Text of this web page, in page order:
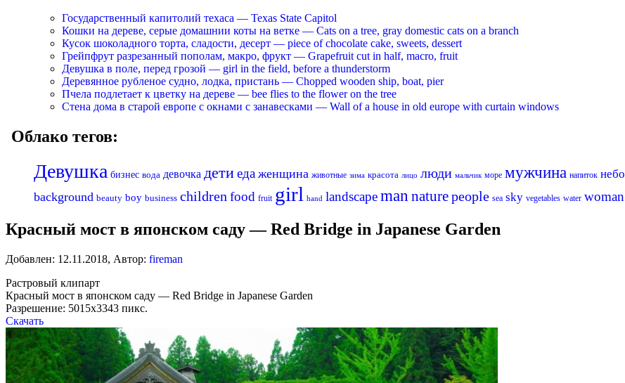
Государственный капитолий техаса — Texas State Capitol
Кошки на дереве, серые домашнии коты на ветке — Cats on a tree, gray domestic cats on a branch
Кусок шоколадного торта, сладости, десерт — piece of chocolate cake, sweets, dessert
Грейпфрут разрезанный пополам, макро, фрукт — Grapefruit cut in half, macro, fruit
Девушка в поле, перед грозой — girl in the field, before a thunderstorm
Деревянное рубленое судно, лодка, пристань — Chopped wooden ship, boat, pier
Пчела подлетает к цветку на дереве — bee flies to the flower on the tree
Стена дома в старой европе с окнами с занавесками — Wall of a house in old europe with curtain windows
Облако тегов:
Девушка бизнес вода девочка детиеда женщина животные зима красота лицо люди мальчик море мужчина напиток небо
background beauty boy business childrenfood fruit girl hand landscapeman naturepeople sea sky vegetables water woman
Красный мост в японском саду — Red Bridge in Japanese Garden
Добавлен: 12.11.2018, Автор: fireman
Растровый клипарт
Красный мост в японском саду — Red Bridge in Japanese Garden
Разрешение: 5015х3343 пикс.
Скачать